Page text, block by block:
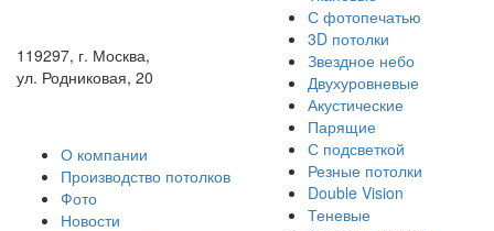
119297, г. Москва,
ул. Родниковая, 20
О компании
Производство потолков
Фото
Новости
С фотопечатью
3D потолки
Звездное небо
Двухуровневые
Акустические
Парящие
С подсветкой
Резные потолки
Double Vision
Теневые